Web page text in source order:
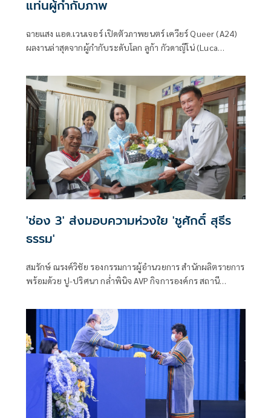
แท่นผู้กำกับภาพ
ฉายแสง แอด.เวนเจอร์ เปิดตัวภาพยนตร์ เควียร์ Queer (A24)
ผลงานล่าสุดจากผู้กำกับระดับโลก ลูก้า กัวดาญีโน่ (Luca
ปฐมทัศน์สุดพิเศษ โดยมี รุจิพร สิทธิวนิช ผู้อำนวยการโครงการ
บริษัท ฉายแสง แอด.เวนเจอร์ จำกัด ให้การต้อนรับคอหนังสาย
อินดี้และกลุ่ม LGBTQ+
'ช่อง 3' ส่งมอบความห่วงใย 'ชูศักดิ์ สุธีร
ธรรม'
สมรักษ์ ณรงค์วิชัย รองกรรมการผู้อำนวยการ สำนักผลิตรายการ
พร้อมด้วย ปู-ปริศนา กล่ำพินิจ AVP กิจการองค์กร สถานี
คณะผู้บริหาร และพนักงานสถานีโทรทัศน์ไทยทีวีสีช่อง 3 ส่ง
มอบ ชูศักดิ์ สุธีรธรรม ศิลปินนักแสดงอาวุโส และผู้กำกับการ
แสดง ช่อง 3 ให้มีสุขภาพแข็งแรง หายจากอาการป่วย และกลับ
มาสร้างผลงานดีๆ ให้กับผู้ชมต่อไป